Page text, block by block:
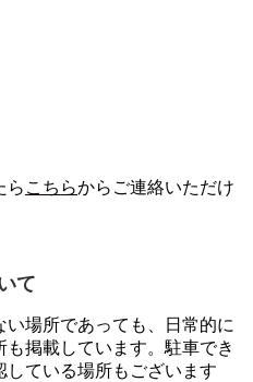
ら こちらからご連絡いただけ
て
場所であっても、日常的に
掲載しています。駐車でき
している場所もございます